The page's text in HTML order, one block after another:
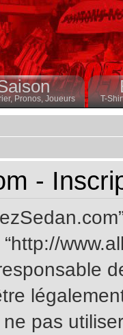
Pronos, Joueurs T-
-
“http://
pas